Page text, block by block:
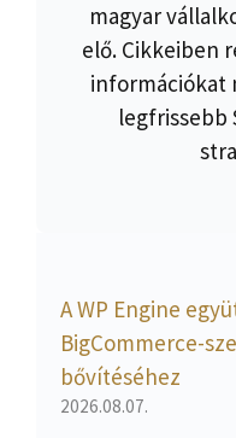
magyar
elő. Cikkeiben
információkat
legfrissebb
A WP Engine
BigCommerce-
bővítéséhez
2026.08.07.